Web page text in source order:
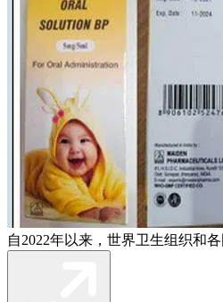
自2022年以来，世界卫生组织和